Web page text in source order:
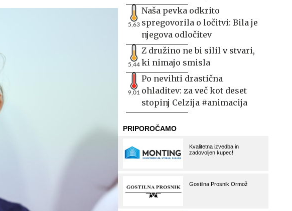
5,63
Naša pevka odkrito
spregovorila o ločitvi: Bila je
njegova odločitev
5,44
Z družino ne bi silil v stvari,
ki nimajo smisla
9,01
Po nevihti drastična
ohladitev: za več kot deset
stopinj Celzija #animacija